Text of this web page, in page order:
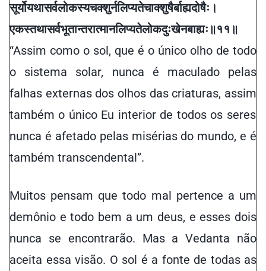
सूर्योयथासर्वलोकस्यचक्शुर्नलिप्यतेचाक्शुषैर्बाह्यदोषैः ।
एकस्तथासर्वभूतान्तरात्मानलिप्यतेलोकदुःखेनबाह्यः॥११॥
“Assim como o sol, que é o único olho de todo
o sistema solar, nunca é maculado pelas
falhas externas dos olhos das criaturas, assim
também o único Eu interior de todos os seres
nunca é afetado pelas misérias do mundo, e é
também transcendental”.
Muitos pensam que todo mal pertence a um
demônio e todo bem a um deus, e esses dois
nunca se encontrarão. Mas a Vedanta não
aceita essa visão. O sol é a fonte de todas as